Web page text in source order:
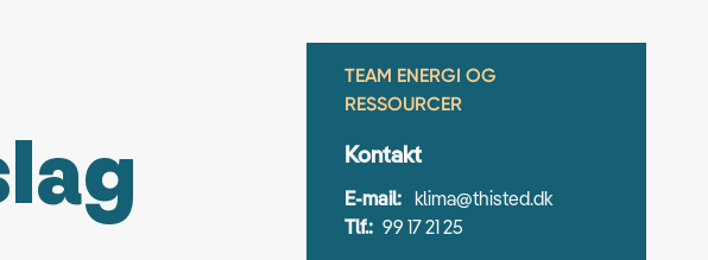
TEAM ENERGI OG
RESSOURCER
Kontakt
E-mail: klima@thisted.dk
Tlf.: 99 17 21 25